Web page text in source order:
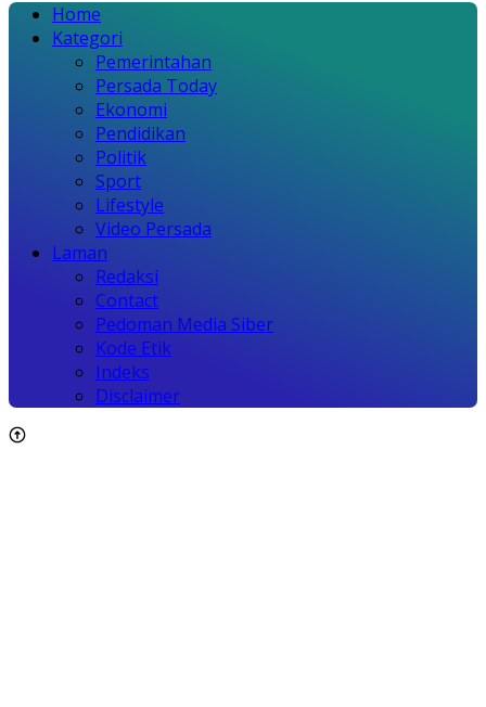
Home
Kategori
Pemerintahan
Persada Today
Ekonomi
Pendidikan
Politik
Sport
Lifestyle
Video Persada
Laman
Redaksi
Contact
Pedoman Media Siber
Kode Etik
Indeks
Disclaimer